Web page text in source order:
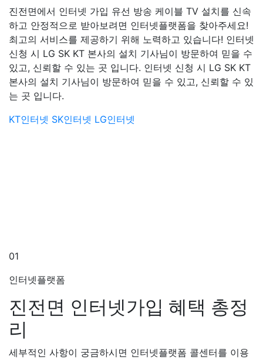
진전면에서 인터넷 가입 유선 방송 케이블 TV 설치를 신속
하고 안정적으로 받아보려면 인터넷플랫폼을 찾아주세요!
최고의 서비스를 제공하기 위해 노력하고 있습니다! 인터넷
신청 시 LG SK KT 본사의 설치 기사님이 방문하여 믿을 수
있고, 신뢰할 수 있는 곳 입니다. 인터넷 신청 시 LG SK KT
본사의 설치 기사님이 방문하여 믿을 수 있고, 신뢰할 수 있
는 곳 입니다.
KT인터넷 SK인터넷 LG인터넷
01
인터넷플랫폼
진전면 인터넷가입 혜택 총정
리
세부적인 사항이 궁금하시면 인터넷플랫폼 콜센터를 이용